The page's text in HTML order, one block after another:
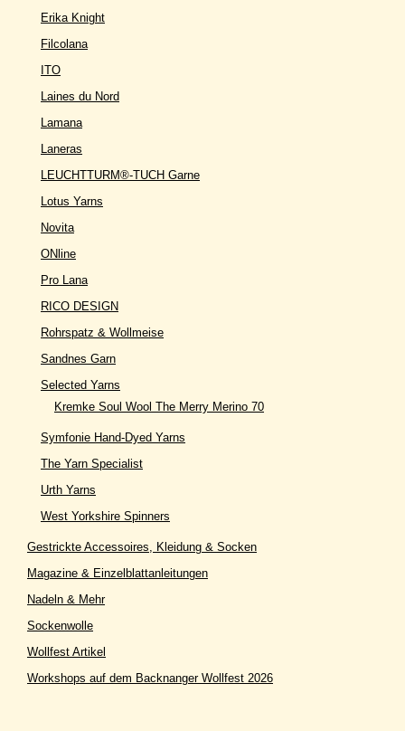
Erika Knight
Filcolana
ITO
Laines du Nord
Lamana
Laneras
LEUCHTTURM®-TUCH Garne
Lotus Yarns
Novita
ONline
Pro Lana
RICO DESIGN
Rohrspatz & Wollmeise
Sandnes Garn
Selected Yarns
Kremke Soul Wool The Merry Merino 70
Symfonie Hand-Dyed Yarns
The Yarn Specialist
Urth Yarns
West Yorkshire Spinners
Gestrickte Accessoires, Kleidung & Socken
Magazine & Einzelblattanleitungen
Nadeln & Mehr
Sockenwolle
Wollfest Artikel
Workshops auf dem Backnanger Wollfest 2026